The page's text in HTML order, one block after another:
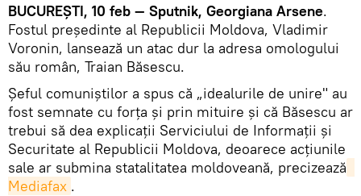
BUCUREŞTI, 10 feb — Sputnik, Georgiana Arsene.
Fostul preşedinte al Republicii Moldova, Vladimir
Voronin, lansează un atac dur la adresa omologului
său român, Traian Băsescu.
Şeful comuniştilor a spus că „idealurile de unire" au
fost semnate cu forţa şi prin mituire şi că Băsescu ar
trebui să dea explicaţii Serviciului de Informaţii şi
Securitate al Republicii Moldova, deoarece acţiunile
sale ar submina statalitatea moldoveană, precizează
Mediafax .